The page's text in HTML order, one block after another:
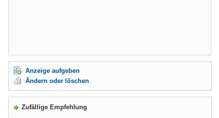
Anzeige aufgeben
Ändern oder löschen
Zufällige Empfehlung